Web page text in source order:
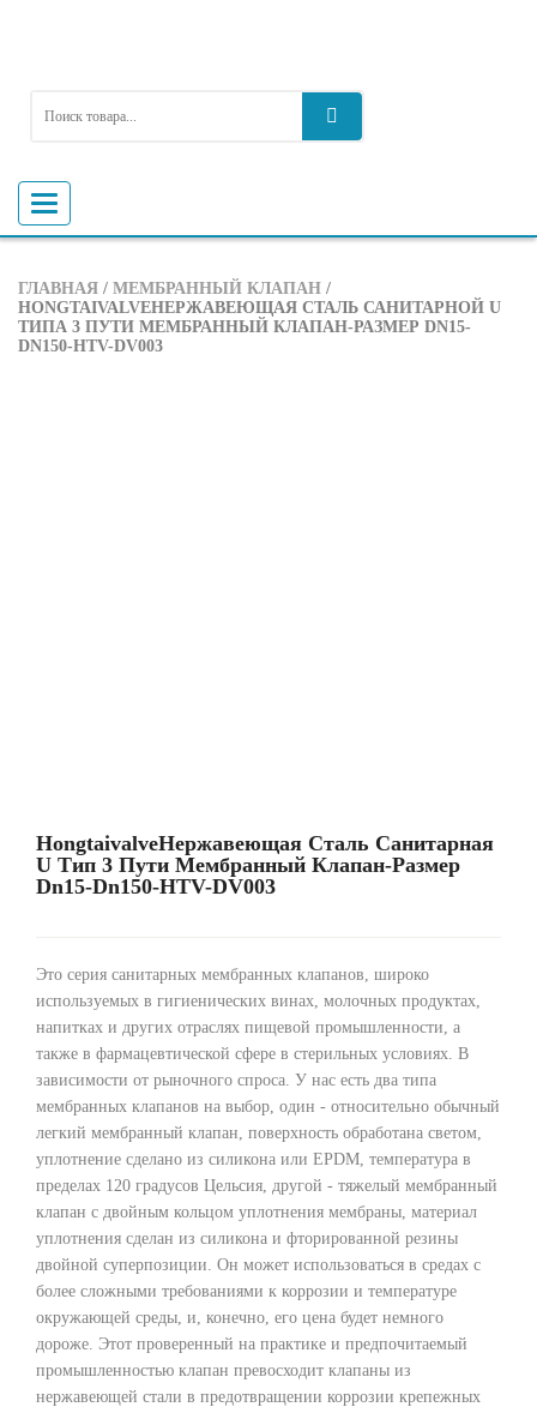
Toggle
navigation
ГЛАВНАЯ / МЕМБРАННЫЙ КЛАПАН /
HONGTAIVALVEНЕРЖАВЕЮЩАЯ СТАЛЬ САНИТАРНОЙ U
ТИПА 3 ПУТИ МЕМБРАННЫЙ КЛАПАН-РАЗМЕР DN15-
DN150-HTV-DV003
HongtaivalveНержавеющая Сталь Санитарная
U Тип 3 Пути Мембранный Клапан-Размер
Dn15-Dn150-HTV-DV003
Это серия санитарных мембранных клапанов, широко
используемых в гигиенических винах, молочных продуктах,
напитках и других отраслях пищевой промышленности, а
также в фармацевтической сфере в стерильных условиях. В
зависимости от рыночного спроса. У нас есть два типа
мембранных клапанов на выбор, один - относительно обычный
легкий мембранный клапан, поверхность обработана светом,
уплотнение сделано из силикона или EPDM, температура в
пределах 120 градусов Цельсия, другой - тяжелый мембранный
клапан с двойным кольцом уплотнения мембраны, материал
уплотнения сделан из силикона и фторированной резины
двойной суперпозиции. Он может использоваться в средах с
более сложными требованиями к коррозии и температуре
окружающей среды, и, конечно, его цена будет немного
дороже. Этот проверенный на практике и предпочитаемый
промышленностью клапан превосходит клапаны из
нержавеющей стали в предотвращении коррозии крепежных